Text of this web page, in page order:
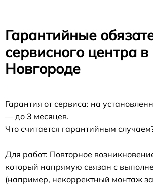
Гарантийные
сервисного центра
Новгороде
Гарантия от сервиса: на
— до 3 месяцев.
Что считается гарантийным
Для работ: Повторное
который напрямую связан с
(например, некорректный монтаж